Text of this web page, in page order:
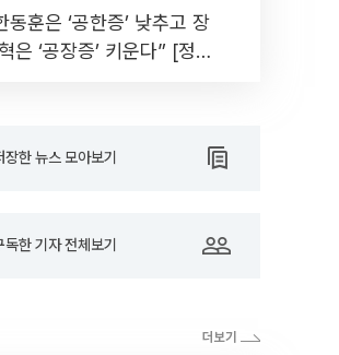
동훈은 ‘공한증’ 낮추고 장
은 ‘공장증’ 키운다” [정치
장한 뉴스 모아보기
독한 기자 전체보기